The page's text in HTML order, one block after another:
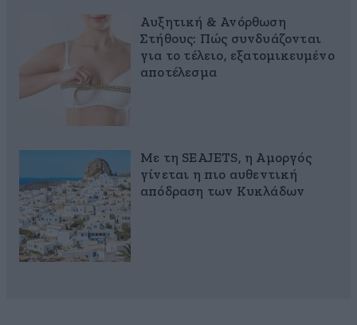
Αυξητική & Ανόρθωση
Στήθους: Πώς συνδυάζονται
για το τέλειο, εξατομικευμένο
αποτέλεσμα
Με τη SEAJETS, η Αμοργός
γίνεται η πιο αυθεντική
απόδραση των Κυκλάδων